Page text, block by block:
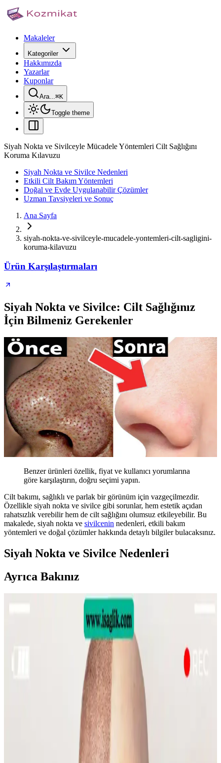
Makaleler
Kategoriler
Hakkımızda
Yazarlar
Kuponlar
Ara...⌘K
Toggle theme
Siyah Nokta ve Sivilceyle Mücadele Yöntemleri Cilt Sağlığını
Koruma Kılavuzu
Siyah Nokta ve Sivilce Nedenleri
Etkili Cilt Bakım Yöntemleri
Doğal ve Evde Uygulanabilir Çözümler
Uzman Tavsiyeleri ve Sonuç
Ana Sayfa
siyah-nokta-ve-sivilceyle-mucadele-yontemleri-cilt-sagligini-
koruma-kilavuzu
Ürün Karşılaştırmaları
Siyah Nokta ve Sivilce: Cilt Sağlığınız
İçin Bilmeniz Gerekenler
Benzer ürünleri özellik, fiyat ve kullanıcı yorumlarına
göre karşılaştırın, doğru seçimi yapın.
Cilt bakımı, sağlıklı ve parlak bir görünüm için vazgeçilmezdir.
Özellikle siyah nokta ve sivilce gibi sorunlar, hem estetik açıdan
rahatsızlık verebilir hem de cilt sağlığını olumsuz etkileyebilir. Bu
makalede, siyah nokta ve sivilcenin nedenleri, etkili bakım
yöntemleri ve doğal çözümler hakkında detaylı bilgiler bulacaksınız.
Siyah Nokta ve Sivilce Nedenleri
Ayrıca Bakınız
Sülfür Sabunu ile Sırt Aknesi Tedavisi: Etkiler,
Kullanım ve Öneriler
Sülfür sabunu, özellikle mantar kaynaklı sırt aknesinde etkili bir
tedavi seçeneği olarak öne çıkıyor. Kullanım sıklığı ve nemlendirme
önerileri ile cilt sağlığı korunmalı.
Emface Cilt Tedavisi: Yüz Hatları, Yaşlanma ve Cilt
Sağlığı Üzerine Analiz
Emface tedavisi yüz hatlarını belirginleştirirken, bazı kullanıcılar
ciltte hızlı yaşlanma belirtileri gözlemlemektedir. Tedavi etkileri,
yaşlanma ve yaşam tarzı faktörleriyle şekillenmektedir.
Gelin Makyajında Doğallık ve Kalıcılık İçin Temel
İpuçları ve Teknikler